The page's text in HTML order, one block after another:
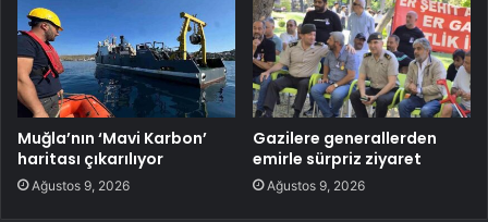
Muğla’nın ‘Mavi Karbon’
haritası çıkarılıyor
Ağustos 9, 2026
Gazilere generallerden
emirle sürpriz ziyaret
Ağustos 9, 2026